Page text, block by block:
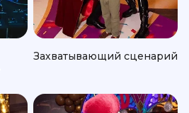
Захватывающий сценарий